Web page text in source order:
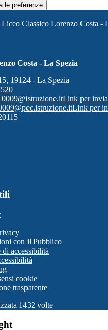
le preferenze
Liceo Classico Lorenzo Costa -
Costa - La Spezia
19124 - La Spezia
Link per
Link per
con il Pubblico
accessibilità
cookie
trasparente
1432 volte